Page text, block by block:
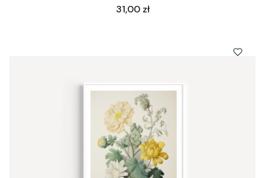
Cena
31,00 zł